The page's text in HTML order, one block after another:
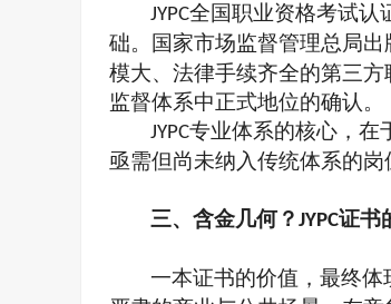
JYPC全国职业资格考试认
础。 国家市场监督管理总局
模大、法律手续齐全的第三
监督体系中正式地位的确认。
JYPC专业体系的核心，在
亟需但尚未纳入传统体系的岗
三、含金几何？JYPC证书
一本证书的价值，最终